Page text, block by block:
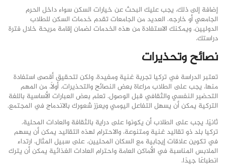
إضافة إلى ذلك، يجب عليك البحث عن خيارات السكن سواء داخل الحرم
الجامعي أو خارجه. العديد من الجامعات تقدم خدمات السكن للطلاب
الدوليين، ويمكنك الاستفادة من هذه الخدمات لضمان إقامة مريحة خلال فترة
دراستك.
نصائح وتحذيرات
تعتبر الدراسة في تركيا تجربة غنية ومفيدة، ولكن لتحقيق أقصى استفادة
منها، يجب على الطلاب مراعاة بعض النصائح والتحذيرات. أولاً، من المهم
التحضير النفسي والثقافي قبل الوصول. تعلم بعض العبارات الأساسية باللغة
التركية يمكن أن يسهل التفاعل اليومي ويعزز شعورك بالاندماج في المجتمع.
ثانيًا، يجب على الطلاب أن يكونوا على دراية بالثقافة والعادات المحلية.
تركيا بلد ذو تقاليد غنية ومتنوعة، والاحترام لهذه التقاليد يمكن أن يسهم
في تكوين علاقات إيجابية مع السكان المحليين. على سبيل المثال، ارتداء
الملابس المناسبة في الأماكن العامة واحترام العادات الغذائية يمكن أن يترك
انطباعًا جيدًا.